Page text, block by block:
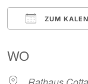
ZUM
WO